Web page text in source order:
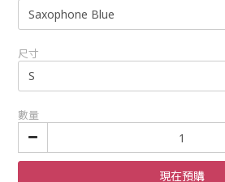
尺寸
數量
現在預購